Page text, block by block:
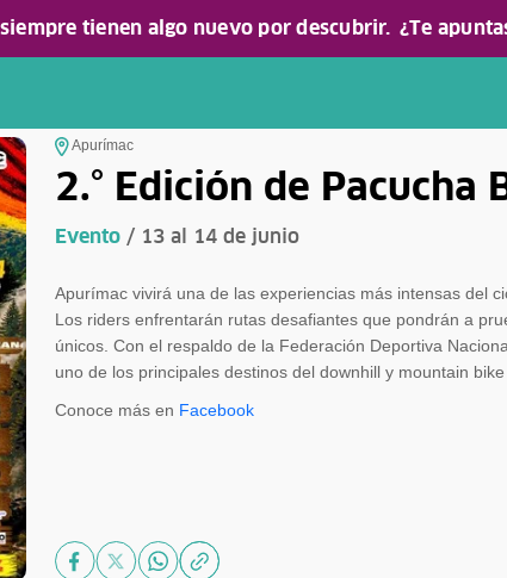
tienen algo nuevo por descubrir. ¿Te
Apurímac
2.° Edición de Pacucha
Evento/ 13 al 14 de junio
Apurímac vivirá una de las experiencias más intensas del
Los riders enfrentarán rutas desafiantes que pondrán a
únicos. Con el respaldo de la Federación Deportiva
uno de los principales destinos del downhill y mountain bike
Conoce más en Facebook